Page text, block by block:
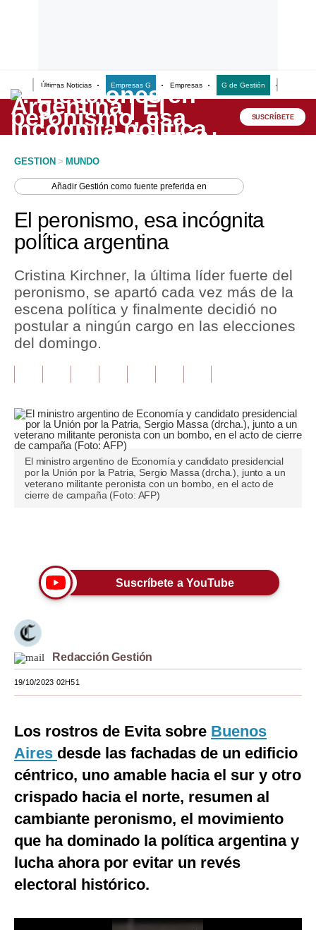
Últimas Noticias Empresas G Empresas G de Gestión
Lo último
Peru Quiosco
Economía
Política
Tu Dinero
Plus G
Opinión
Editorial
Tendencias
Lujo
Viajes
Moda
Estilos
EEUU
España
Internacional
Tecnología
Club del Suscriptor
SUSCRÍBETE
GESTION > MUNDO
AñadirGestión como fuente preferida en
El peronismo, esa incógnita
política argentina
Cristina Kirchner, la última líder fuerte del
peronismo, se apartó cada vez más de la
escena política y finalmente decidió no
postular a ningún cargo en las elecciones
del domingo.
El ministro argentino de Economía y candidato presidencial
por la Unión por la Patria, Sergio Massa (drcha.), junto a un
veterano militante peronista con un bombo, en el acto de
cierre de campaña (Foto: AFP)
Suscríbete a YouTube
Redacción Gestión
19/10/2023 02H51
Los rostros de Evita sobre Buenos
Aires desde las fachadas de un edificio
céntrico, uno amable hacia el sur y otro
crispado hacia el norte, resumen al
cambiante peronismo, el movimiento
que ha dominado la política argentina y
lucha ahora por evitar un revés
electoral histórico.